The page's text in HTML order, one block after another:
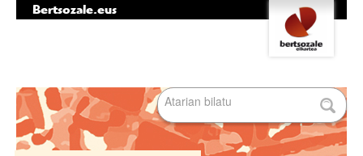
Bertsozale.eus
|
Salto
egin
nabigazioara
Bilatu atarian